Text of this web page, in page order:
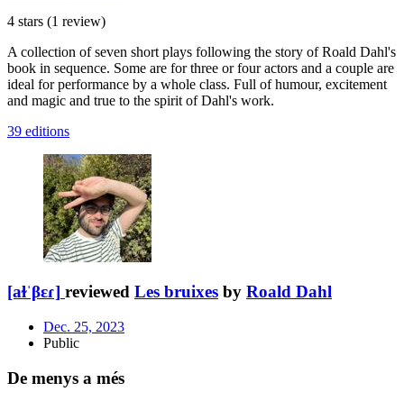
4 stars (1 review)
A collection of seven short plays following the story of Roald Dahl's
book in sequence. Some are for three or four actors and a couple are
ideal for performance by a whole class. Full of humour, excitement
and magic and true to the spirit of Dahl's work.
39 editions
[aɫˈβɛɾ] reviewed Les bruixes by Roald Dahl
Dec. 25, 2023
Public
De menys a més